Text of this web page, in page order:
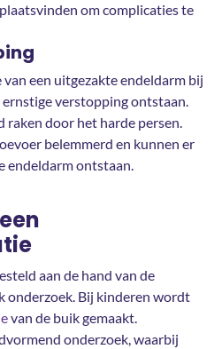
om complicaties te
een uitgezakte endeldarm bij
ernstige verstopping ontstaan.
raken door het harde persen.
belemmerd en kunnen er
endeldarm ontstaan.
aan de hand van de
onderzoek. Bij kinderen wordt
van de buik gemaakt.
onderzoek, waarbij